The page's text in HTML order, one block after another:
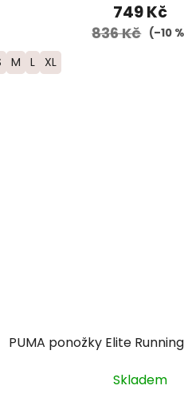
749 Kč
836 Kč (–10
M L XL
PUMA ponožky Elite
Skladem